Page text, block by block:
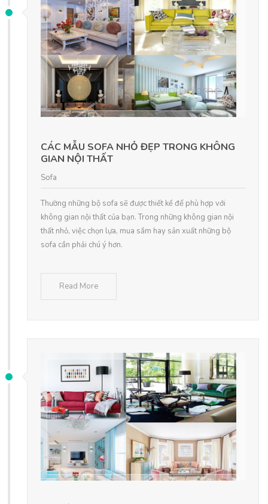
CÁC MẪU SOFA NHỎ ĐẸP TRONG KHÔNG
GIAN NỘI THẤT
Sofa
Thường những bộ sofa sẽ được thiết kế để phù hợp với
không gian nội thất của bạn. Trong những không gian nội
thất nhỏ, việc chọn lựa, mua sắm hay sản xuất những bộ
sofa cần phải chú ý hơn.
Read More